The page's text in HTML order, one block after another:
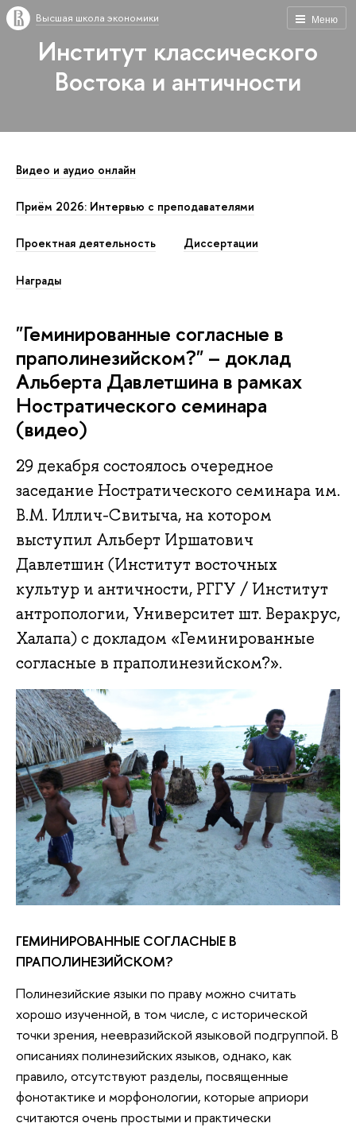
Меню
Высшая школа экономики
Институт классического
Востока и античности
Видео и аудио онлайн
Приём 2026: Интервью с преподавателями
Проектная деятельность Диссертации
Награды
"Геминированные согласные в
праполинезийском?" – доклад
Альберта Давлетшина в рамках
Ностратического семинара
(видео)
29 декабря состоялось очередное
заседание Ностратического семинара им.
В.М. Иллич-Свитыча, на котором
выступил Альберт Иршатович
Давлетшин (Институт восточных
культур и античности, РГГУ / Институт
антропологии, Университет шт. Веракрус,
Халапа) с докладом «Геминированные
согласные в праполинезийском?».
ГЕМИНИРОВАННЫЕ СОГЛАСНЫЕ В
ПРАПОЛИНЕЗИЙСКОМ?
Полинезийские языки по праву можно считать
хорошо изученной, в том числе, с исторической
точки зрения, неевразийской языковой подгруппой. В
описаниях полинезийских языков, однако, как
правило, отсутствуют разделы, посвященные
фонотактике и морфонологии, которые априори
считаются очень простыми и практически